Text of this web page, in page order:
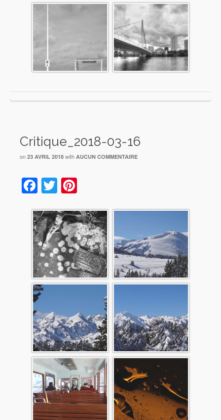
Critique_2018-03-16
on 23 AVRIL 2018 with AUCUN COMMENTAIRE
Facebook
Twitter